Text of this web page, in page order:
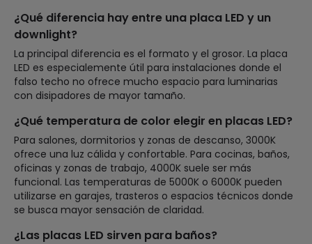
¿Qué diferencia hay entre una placa LED y un
downlight?
La principal diferencia es el formato y el grosor. La placa
LED es especialemente útil para instalaciones donde el
falso techo no ofrece mucho espacio para luminarias
con disipadores de mayor tamaño.
¿Qué temperatura de color elegir en placas LED?
Para salones, dormitorios y zonas de descanso, 3000K
ofrece una luz cálida y confortable. Para cocinas, baños,
oficinas y zonas de trabajo, 4000K suele ser más
funcional. Las temperaturas de 5000K o 6000K pueden
utilizarse en garajes, trasteros o espacios técnicos donde
se busca mayor sensación de claridad.
¿Las placas LED sirven para baños?